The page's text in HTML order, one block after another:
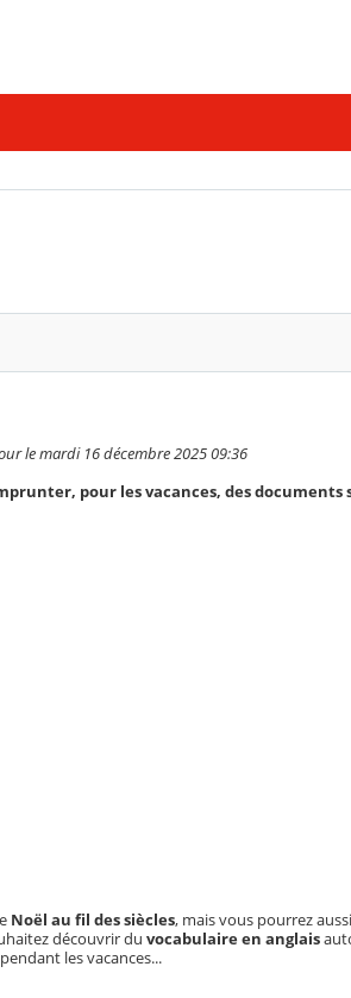
le mardi 16 décembre 2025 09:36
pour les vacances, des documents
Noël au fil des siècles, mais vous pourrez
découvrir du vocabulaire en anglais
les vacances...